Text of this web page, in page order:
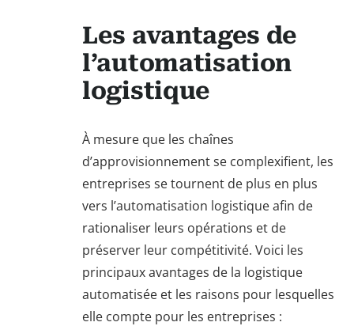
Les avantages de
l’automatisation
logistique
À mesure que les chaînes
d’approvisionnement se complexifient, les
entreprises se tournent de plus en plus
vers l’automatisation logistique afin de
rationaliser leurs opérations et de
préserver leur compétitivité. Voici les
principaux avantages de la logistique
automatisée et les raisons pour lesquelles
elle compte pour les entreprises :